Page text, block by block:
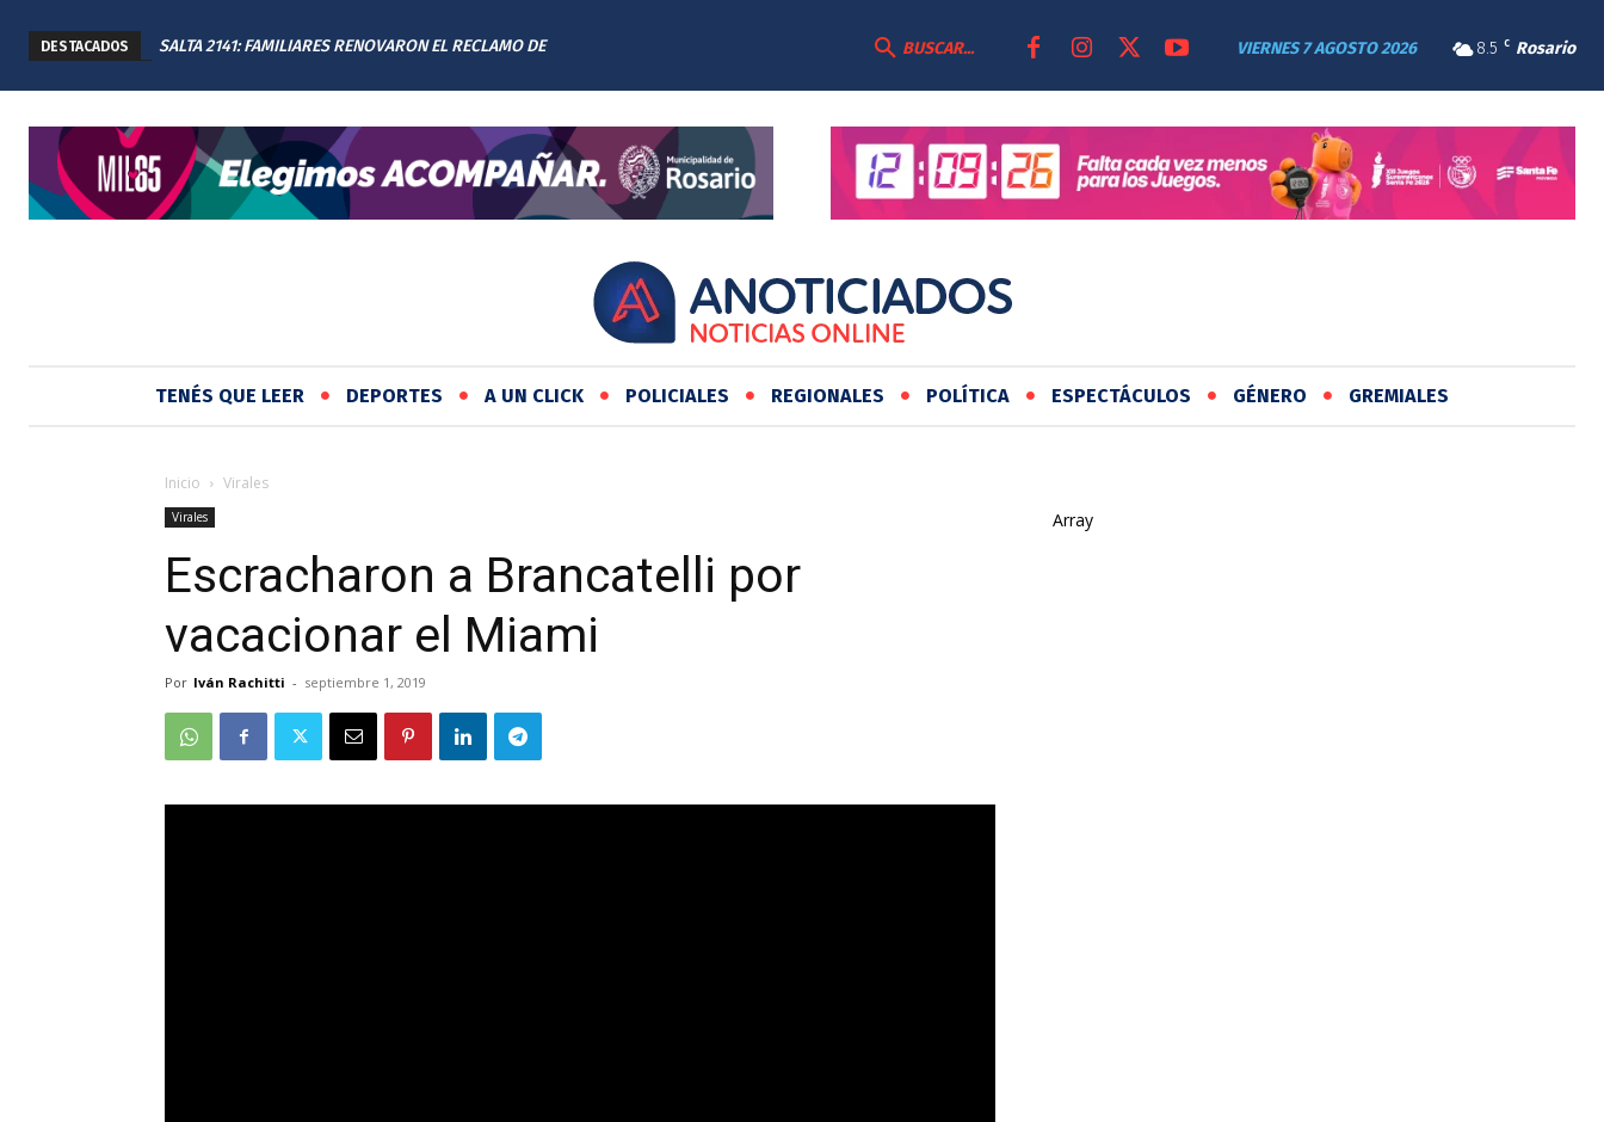
DESTACADOS
SALTA 2141: FAMILIARES RENOVARON EL RECLAMO DE
8.5 C Rosario
VIERNES 7 AGOSTO 2026
BUSCAR...
TENÉS QUE LEER DEPORTES A UN CLICK POLICIALES REGIONALES POLÍTICA ESPECTÁCULOS GÉNERO GREMIALES
Inicio Virales
Virales
Escracharon a Brancatelli por
vacacionar el Miami
Por Iván Rachitti - septiembre 1, 2019
Array